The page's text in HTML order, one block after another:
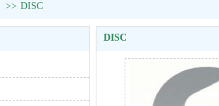
>> DISC
DISC